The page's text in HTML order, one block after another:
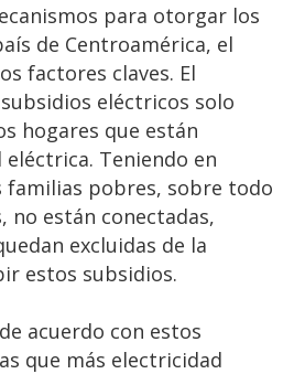
para otorgar los
de Centroamérica, el
factores claves. El
eléctricos solo
hogares que están
Teniendo en
familias pobres, sobre todo
no están conectadas,
excluidas de la
estos subsidios.
acuerdo con estos
que más electricidad